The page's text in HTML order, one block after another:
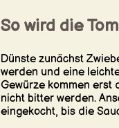
So wird die
Dünste zunächst
werden und eine
Gewürze kommen erst
nicht bitter werden.
eingekocht, bis die